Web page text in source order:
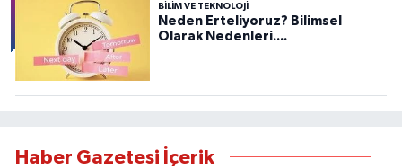
BILIM VE TEKNOLOJI
Neden Erteliyoruz? Bilimsel
Olarak Nedenleri....
Haber Gazetesi İçerik